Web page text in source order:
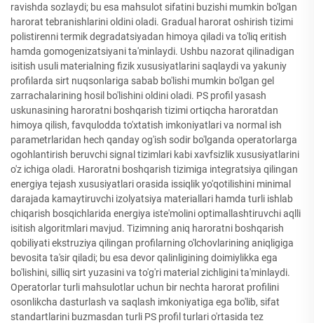
ravishda sozlaydi; bu esa mahsulot sifatini buzishi mumkin bo'lgan
harorat tebranishlarini oldini oladi. Gradual harorat oshirish tizimi
polistirenni termik degradatsiyadan himoya qiladi va to'liq eritish
hamda gomogenizatsiyani ta'minlaydi. Ushbu nazorat qilinadigan
isitish usuli materialning fizik xususiyatlarini saqlaydi va yakuniy
profilarda sirt nuqsonlariga sabab bo'lishi mumkin bo'lgan gel
zarrachalarining hosil bo'lishini oldini oladi. PS profil yasash
uskunasining haroratni boshqarish tizimi ortiqcha haroratdan
himoya qilish, favqulodda to'xtatish imkoniyatlari va normal ish
parametrlaridan hech qanday og'ish sodir bo'lganda operatorlarga
ogohlantirish beruvchi signal tizimlari kabi xavfsizlik xususiyatlarini
o'z ichiga oladi. Haroratni boshqarish tizimiga integratsiya qilingan
energiya tejash xususiyatlari orasida issiqlik yo'qotilishini minimal
darajada kamaytiruvchi izolyatsiya materiallari hamda turli ishlab
chiqarish bosqichlarida energiya iste'molini optimallashtiruvchi aqlli
isitish algoritmlari mavjud. Tizimning aniq haroratni boshqarish
qobiliyati ekstruziya qilingan profilarning o'lchovlarining aniqligiga
bevosita ta'sir qiladi; bu esa devor qalinligining doimiylikka ega
bo'lishini, silliq sirt yuzasini va to'g'ri material zichligini ta'minlaydi.
Operatorlar turli mahsulotlar uchun bir nechta harorat profilini
osonlikcha dasturlash va saqlash imkoniyatiga ega bo'lib, sifat
standartlarini buzmasdan turli PS profil turlari o'rtasida tez